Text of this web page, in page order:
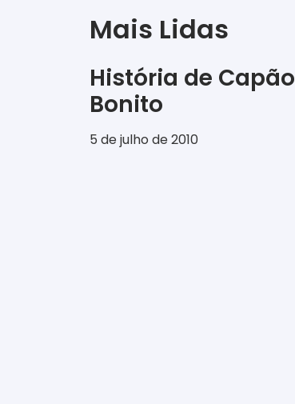
Mais Lidas
História de Capão
Bonito
5 de julho de 2010